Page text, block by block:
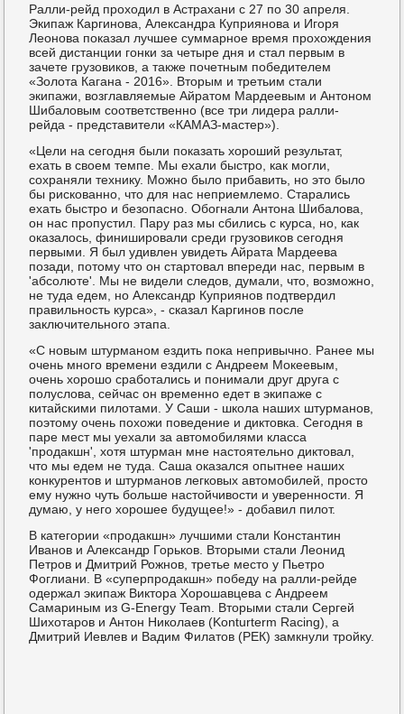
Ралли-рейд проходил в Астрахани с 27 по 30 апреля.
Экипаж Каргинова, Александра Куприянова и Игоря
Леонова показал лучшее суммарное время прохождения
всей дистанции гонки за четыре дня и стал первым в
зачете грузовиков, а также почетным победителем
«Золота Кагана - 2016». Вторым и третьим стали
экипажи, возглавляемые Айратом Мардеевым и Антоном
Шибаловым соответственно (все три лидера ралли-
рейда - представители «КАМАЗ-мастер»).
«Цели на сегодня были показать хороший результат,
ехать в своем темпе. Мы ехали быстро, как могли,
сохраняли технику. Можно было прибавить, но это было
бы рискованно, что для нас неприемлемо. Старались
ехать быстро и безопасно. Обогнали Антона Шибалова,
он нас пропустил. Пару раз мы сбились с курса, но, как
оказалось, финишировали среди грузовиков сегодня
первыми. Я был удивлен увидеть Айрата Мардеева
позади, потому что он стартовал впереди нас, первым в
'абсолюте'. Мы не видели следов, думали, что, возможно,
не туда едем, но Александр Куприянов подтвердил
правильность курса», - сказал Каргинов после
заключительного этапа.
«С новым штурманом ездить пока непривычно. Ранее мы
очень много времени ездили с Андреем Мокеевым,
очень хорошо сработались и понимали друг друга с
полуслова, сейчас он временно едет в экипаже с
китайскими пилотами. У Саши - школа наших штурманов,
поэтому очень похожи поведение и диктовка. Сегодня в
паре мест мы уехали за автомобилями класса
'продакшн', хотя штурман мне настоятельно диктовал,
что мы едем не туда. Саша оказался опытнее наших
конкурентов и штурманов легковых автомобилей, просто
ему нужно чуть больше настойчивости и уверенности. Я
думаю, у него хорошее будущее!» - добавил пилот.
В категории «продакшн» лучшими стали Константин
Иванов и Александр Горьков. Вторыми стали Леонид
Петров и Дмитрий Рожнов, третье место у Пьетро
Фоглиани. В «суперпродакшн» победу на ралли-рейде
одержал экипаж Виктора Хорошавцева с Андреем
Самариным из G-Energy Team. Вторыми стали Сергей
Шихотаров и Антон Николаев (Konturterm Racing), а
Дмитрий Иевлев и Вадим Филатов (РЕК) замкнули тройку.